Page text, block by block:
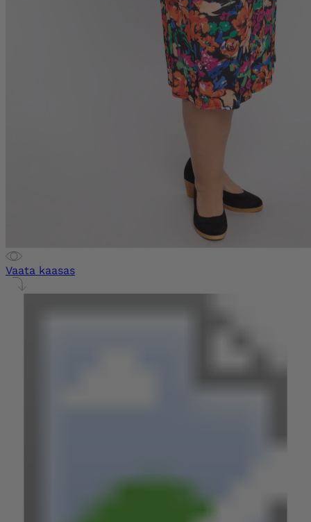
Vaata kaasas